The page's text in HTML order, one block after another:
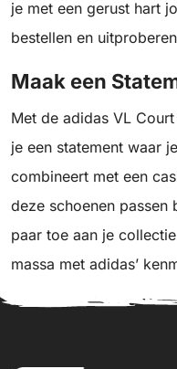
je met een gerust hart
bestellen en
Maak een
Met de adidas VL
je een statement waar
combineert met een
deze schoenen
paar toe aan je
massa met adidas’